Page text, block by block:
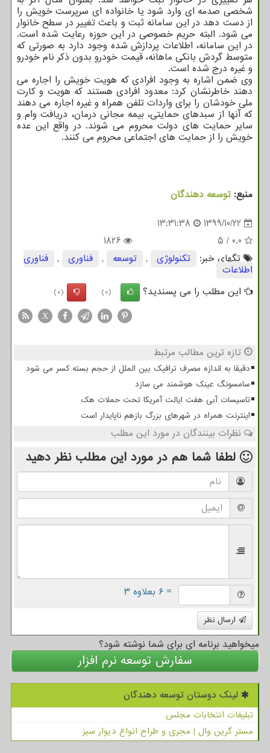
شخصی صدمه ای وارد شود یا خانواده ای سرپرست خویش را
از دست دهد در این سامانه ثبت و باعث تغییر در سطح خانوار
می شود. البته حریم خصوصی در این حوزه رعایت شده است.
در این سامانه، اطلاعات پردازش شده وجود دارد به صورتی که
متوسط گردش بانکی ماهانه، قیمت خودرو بدون ذکر نام خودرو
و غیره درج شده است.
وی ضمن اشاره به وجود افرادی که هویت خویش را اجاره می
دهند خاطرنشان کرد: معدود افرادی هستند که هویت و کارت
ملی خودشان را برای واردات تلفن همراه و غیره اجاره می دهند
که آنها از سبدهای حمایتی، بیمه مجانی درمان، دریافت وام و
سایر حمایت های دولت محروم می شوند. در واقع این عده
خویش را از حمایت های اجتماعی محروم می کنند.
منبع: توسعه دهندگان
1399/10/22
13:31:38
0.0
/
5
1826
تگهای خبر:
تكنولوژی , توسعه , فناوری , فناوری
اطلاعات
این مطلب را می پسندید؟
(0)
(0)
X
تازه ترین مطالب مرتبط
دقیقا به اندازه مصرف ترافیک بین الملل از حجم بسته کسر می شود
سامسونگ عینک هوشمند می سازد
تاسیسات آبی هفت ایالت آمریکا تحت حملات هک
اینترنت همراه در شهرهای بزرگ بازهم ناپایدار است
نظرات بینندگان در مورد این مطلب
لطفا شما هم در مورد این مطلب نظر دهید
= ۶ بعلاوه ۳
ارسال نظر
میخواهید برنامه ای برای شما نوشته شود؟
سفارش توسعه نرم افزار
لینک دوستان توسعه دهندگان
تبلیغات انتخابات مجلس
مستر گرین وال | مجری و طراح انواع دیوار سبز